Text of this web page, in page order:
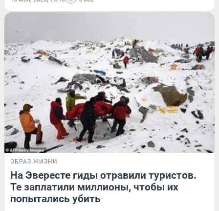
ОБРАЗ ЖИЗНИ
На Эвересте гиды отравили туристов.
Те заплатили миллионы, чтобы их
попытались убить